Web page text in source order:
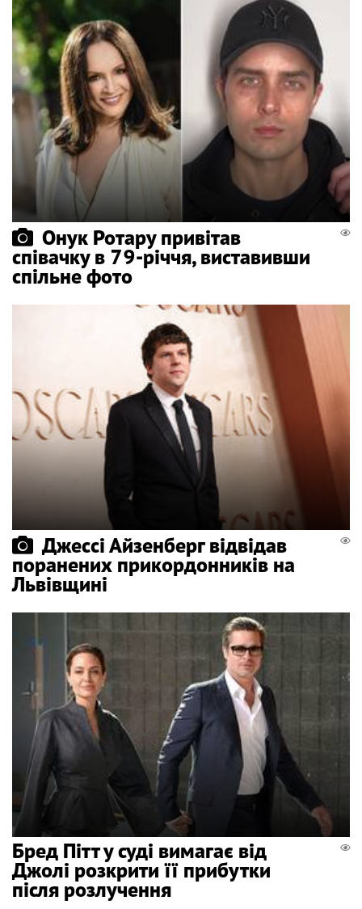
Онук Ротару привітав
співачку в 79-річчя, виставивши
спільне фото
Джессі Айзенберг відвідав
поранених прикордонників на
Львівщині
Бред Пітт у суді вимагає від
Джолі розкрити її прибутки
після розлучення